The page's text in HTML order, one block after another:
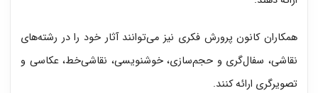
همکاران کانون پرورش فکری نیز می‌توانند آثار خود را در رشته‌های
نقاشی، سفال‌گری و حجم‌سازی، خوشنویسی، نقاشی‌خط، عکاسی و
تصویرگری ارائه کنند.